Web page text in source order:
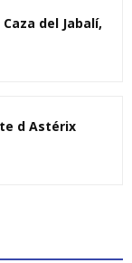
Caza del Jabalí,
d Astérix